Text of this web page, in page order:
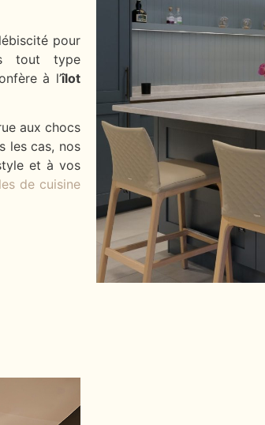
pour
tout type
à l’îlot
aux chocs
les cas, nos
et à vos
de cuisine